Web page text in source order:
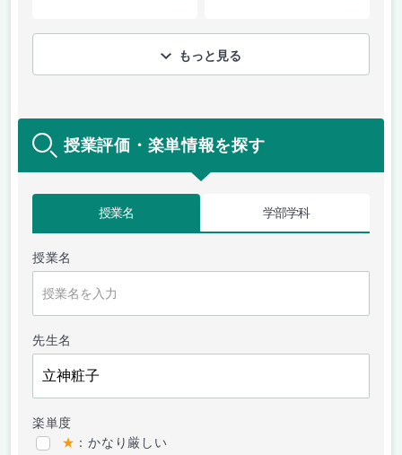
もっと見る
授業評価・楽単情報を探す
授業名 学部学科
授業名
先生名
楽単度
★ ：かなり厳しい